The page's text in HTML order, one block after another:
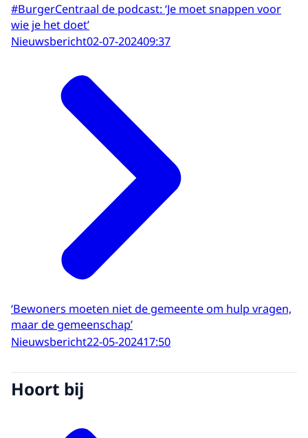
#BurgerCentraal de podcast: ‘Je moet snappen voor
wie je het doet’
Nieuwsbericht02-07-202409:37
‘Bewoners moeten niet de gemeente om hulp vragen,
maar de gemeenschap’
Nieuwsbericht22-05-202417:50
Hoort bij